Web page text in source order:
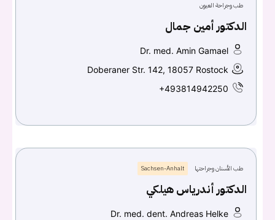
طب وجراحة العيون
الدكتور أمين جمال
Dr. med. Amin Gamael
Doberaner Str. 142, 18057 Rostock
+493814942250
طب الأسنان وجراحتها Sachsen-Anhalt
الدكتور أندرياس هيلكي
Dr. med. dent. Andreas Helke